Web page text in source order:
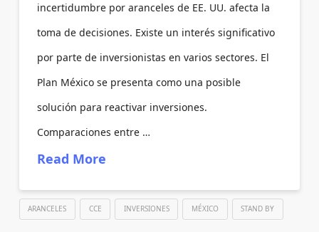
incertidumbre por aranceles de EE. UU. afecta la
toma de decisiones. Existe un interés significativo
por parte de inversionistas en varios sectores. El
Plan México se presenta como una posible
solución para reactivar inversiones.
Comparaciones entre …
Read More
ARANCELES CCE INVERSIONES MÉXICO STAND BY